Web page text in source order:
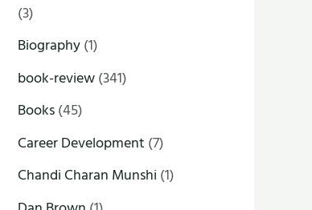
(3)
Biography(1)
book-review(341)
Books(45)
Career Development (7)
Chandi Charan Munshi (1)